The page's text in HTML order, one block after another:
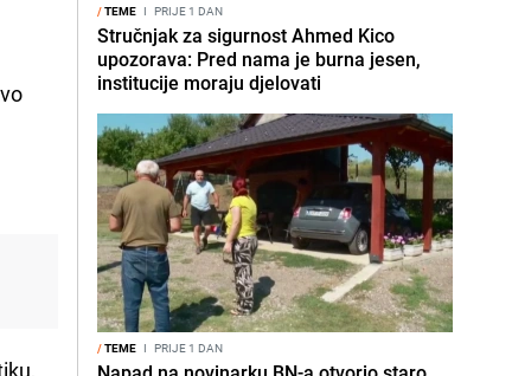
/TEME I PRIJE 1 DAN
Stručnjak za sigurnost Ahmed Kico
upozorava: Pred nama je burna jesen,
institucije moraju djelovati
/TEME I PRIJE 1 DAN